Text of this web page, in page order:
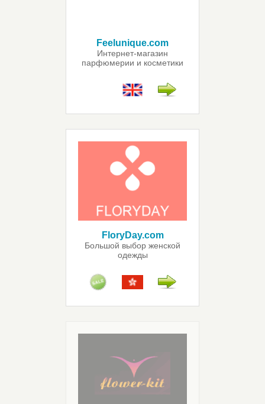
Feelunique.com
Интернет-магазин
парфюмерии и косметики
FloryDay.com
Большой выбор женской
одежды